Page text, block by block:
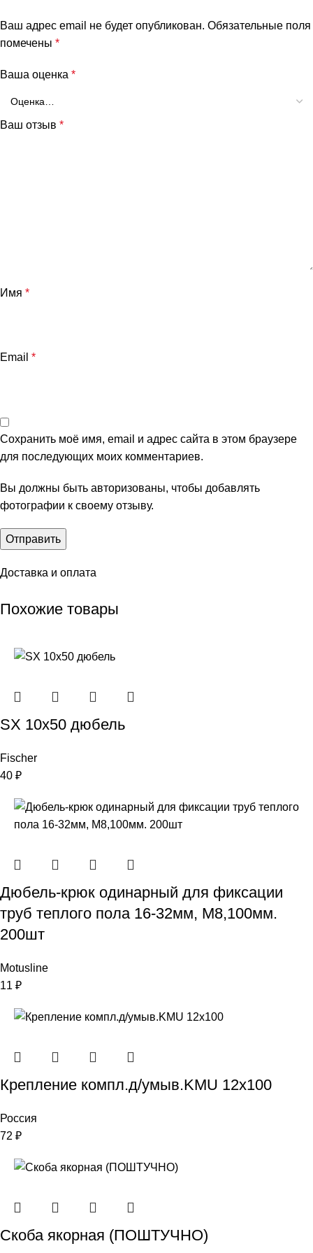
Ваш адрес email не будет опубликован. Обязательные поля
помечены *
Ваша оценка *
Ваш отзыв *
Имя *
Email *
Сохранить моё имя, email и адрес сайта в этом браузере
для последующих моих комментариев.
Вы должны быть авторизованы, чтобы добавлять
фотографии к своему отзыву.
Доставка и оплата
Похожие товары
SX 10х50 дюбель
Fischer
40 ₽
Дюбель-крюк одинарный для фиксации
труб теплого пола 16-32мм, М8,100мм.
200шт
Motusline
11 ₽
Крепление компл.д/умыв.KMU 12х100
Россия
72 ₽
Скоба якорная (ПОШТУЧНО)